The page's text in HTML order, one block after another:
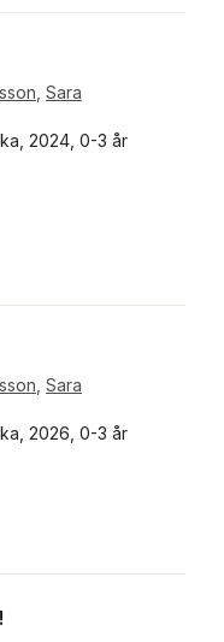
Sara
2024, 0-3 år
antal röster:
Sara
2026, 0-3 år